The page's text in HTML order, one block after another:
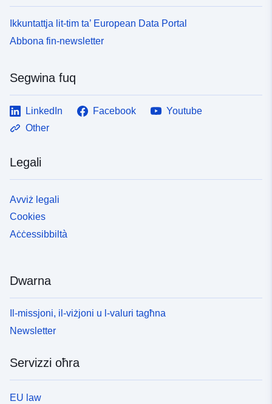
Ikkuntattja lit-tim ta’ European Data Portal
Abbona fin-newsletter
Segwina fuq
LinkedIn Facebook
Youtube
Other
Legali
Avviż legali
Cookies
Aċċessibbiltà
Dwarna
Il-missjoni, il-viżjoni u l-valuri tagħna
Newsletter
Servizzi oħra
EU law